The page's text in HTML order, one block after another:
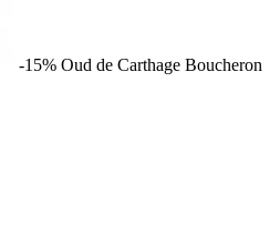
-15% Oud de Carthage Boucheron